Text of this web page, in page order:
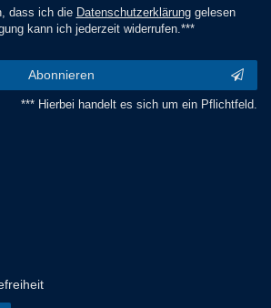
dass ich die Daten­schutz­erklärunggelesen
kann ich jederzeit widerrufen.***
Abonnieren
*** Hierbei handelt es sich um ein Pflichtfeld.